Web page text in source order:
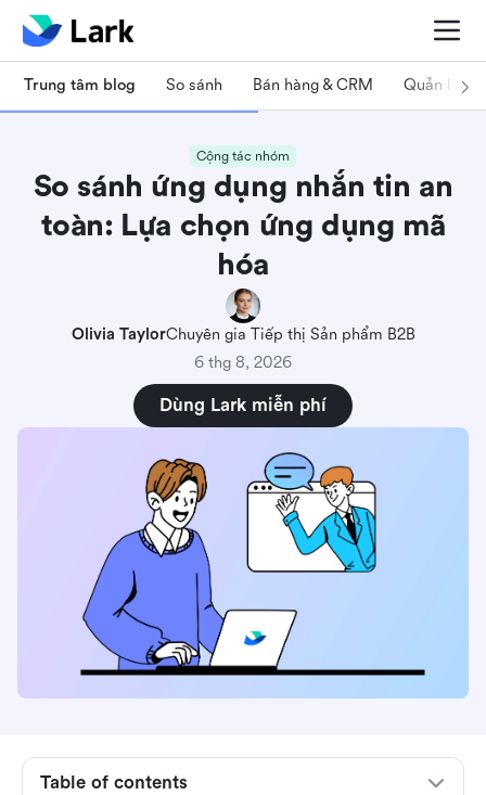
Trung tâm blog So sánh Bán hàng & CRM Quản lý dự
Cộng tác nhóm
So sánh ứng dụng nhắn tin an
toàn: Lựa chọn ứng dụng mã
hóa
Olivia TaylorChuyên gia Tiếp thị Sản phẩm B2B
6 thg 8, 2026
Dùng Lark miễn phí
Table of contents
Tại sao bạn cần một ứng dụng nhắn tin an toàn